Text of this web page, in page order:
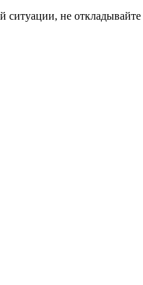
ситуации, не